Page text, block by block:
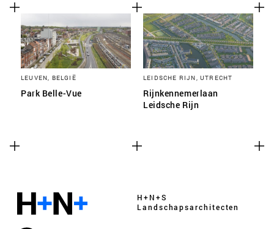
LEUVEN, BELGIË
Park Belle-Vue
LEIDSCHE RIJN, UTRECHT
Rijnkennemerlaan
Leidsche Rijn
H+N+S
Landschaps­architecten